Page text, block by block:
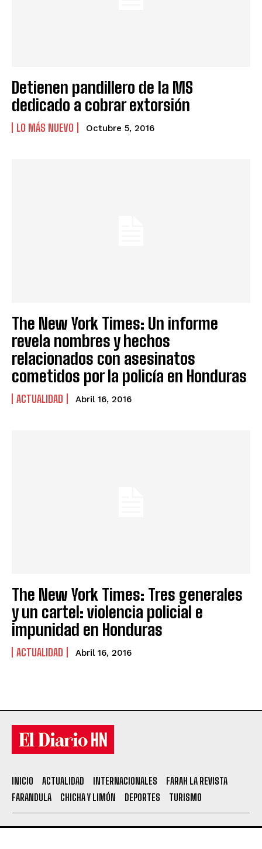
Detienen pandillero de la MS
dedicado a cobrar extorsión
LO MÁS NUEVO Octubre 5, 2016
The New York Times: Un informe
revela nombres y hechos
relacionados con asesinatos
cometidos por la policía en Honduras
ACTUALIDAD Abril 16, 2016
The New York Times: Tres generales
y un cartel: violencia policial e
impunidad en Honduras
ACTUALIDAD Abril 16, 2016
INICIO ACTUALIDAD INTERNACIONALES
FARAH LA REVISTA
FARANDULA
CHICHA Y LIMÓN DEPORTES TURISMO